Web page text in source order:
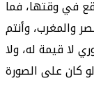
في وقتها، فما
والمغرب، وأنتم
لا قيمة له، ولا
كان على الصورة